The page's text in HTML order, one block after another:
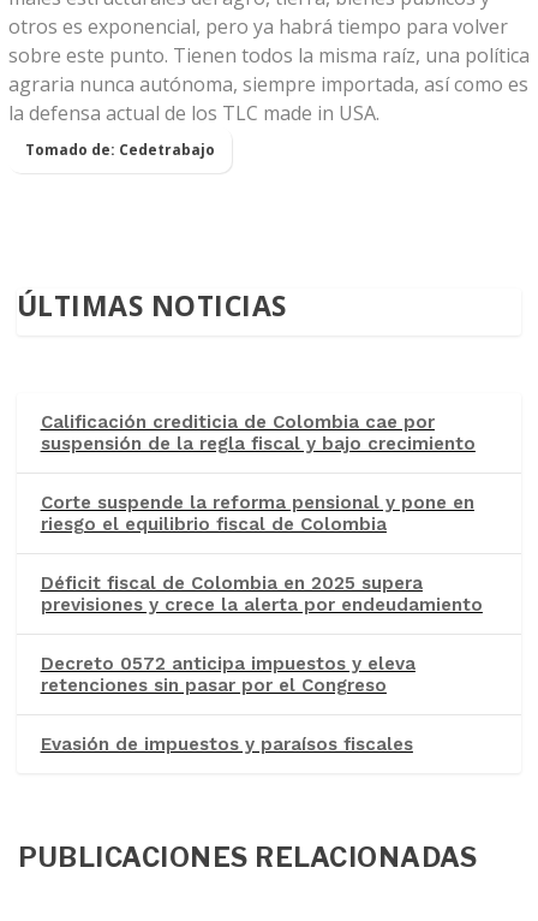
otros es exponencial, pero ya habrá tiempo para volver
sobre este punto. Tienen todos la misma raíz, una política
agraria nunca autónoma, siempre importada, así como es
la defensa actual de los TLC made in USA.
Tomado de: Cedetrabajo
ÚLTIMAS NOTICIAS
Calificación crediticia de Colombia cae por
suspensión de la regla fiscal y bajo crecimiento
Corte suspende la reforma pensional y pone en
riesgo el equilibrio fiscal de Colombia
Déficit fiscal de Colombia en 2025 supera
previsiones y crece la alerta por endeudamiento
Decreto 0572 anticipa impuestos y eleva
retenciones sin pasar por el Congreso
Evasión de impuestos y paraísos fiscales
PUBLICACIONES RELACIONADAS